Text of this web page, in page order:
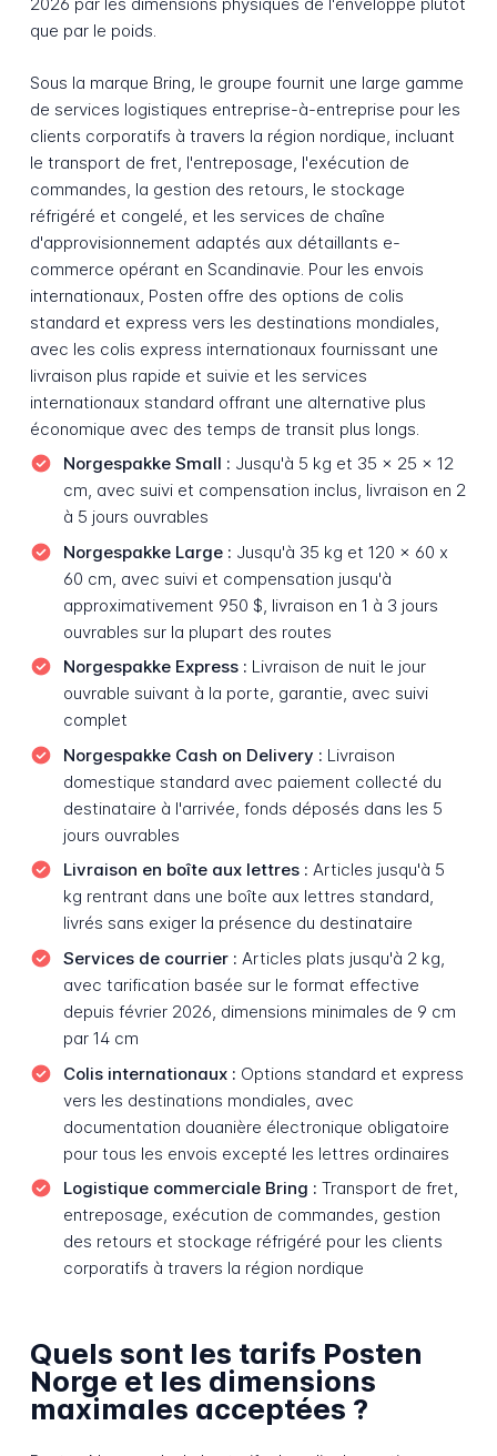
que par le poids.
Sous la marque Bring, le groupe fournit une large gamme
de services logistiques entreprise-à-entreprise pour les
clients corporatifs à travers la région nordique, incluant
le transport de fret, l'entreposage, l'exécution de
commandes, la gestion des retours, le stockage
réfrigéré et congelé, et les services de chaîne
d'approvisionnement adaptés aux détaillants e-
commerce opérant en Scandinavie. Pour les envois
internationaux, Posten offre des options de colis
standard et express vers les destinations mondiales,
avec les colis express internationaux fournissant une
livraison plus rapide et suivie et les services
internationaux standard offrant une alternative plus
économique avec des temps de transit plus longs.
Norgespakke Small : Jusqu'à 5 kg et 35 x 25 x 12
cm, avec suivi et compensation inclus, livraison en 2
à 5 jours ouvrables
Norgespakke Large : Jusqu'à 35 kg et 120 x 60 x
60 cm, avec suivi et compensation jusqu'à
approximativement 950 $, livraison en 1 à 3 jours
ouvrables sur la plupart des routes
Norgespakke Express : Livraison de nuit le jour
ouvrable suivant à la porte, garantie, avec suivi
complet
Norgespakke Cash on Delivery : Livraison
domestique standard avec paiement collecté du
destinataire à l'arrivée, fonds déposés dans les 5
jours ouvrables
Livraison en boîte aux lettres : Articles jusqu'à 5
kg rentrant dans une boîte aux lettres standard,
livrés sans exiger la présence du destinataire
Services de courrier : Articles plats jusqu'à 2 kg,
avec tarification basée sur le format effective
depuis février 2026, dimensions minimales de 9 cm
par 14 cm
Colis internationaux : Options standard et express
vers les destinations mondiales, avec
documentation douanière électronique obligatoire
pour tous les envois excepté les lettres ordinaires
Logistique commerciale Bring : Transport de fret,
entreposage, exécution de commandes, gestion
des retours et stockage réfrigéré pour les clients
corporatifs à travers la région nordique
Quels sont les tarifs Posten
Norge et les dimensions
maximales acceptées ?